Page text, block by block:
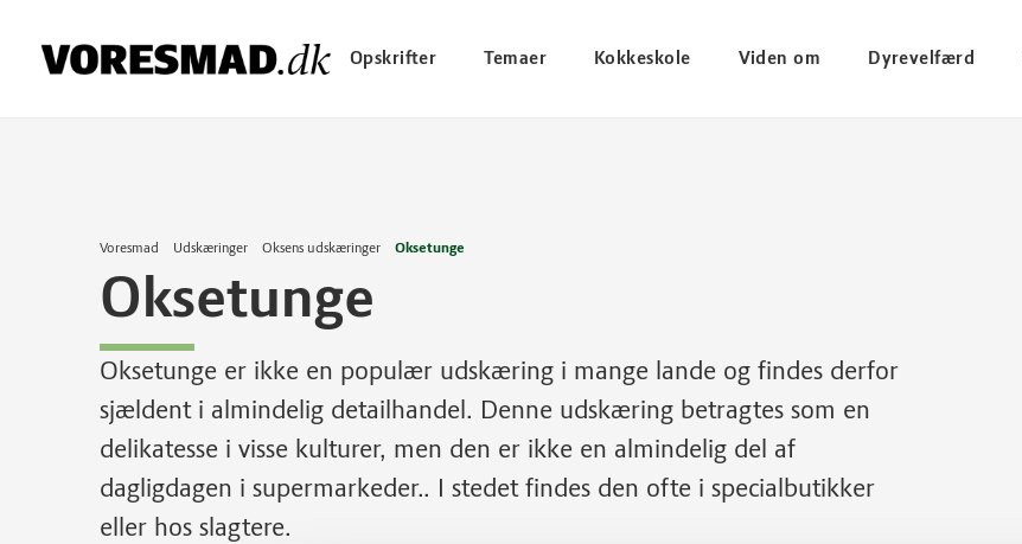
Opskrifter Temaer Kokkeskole Viden om Dyrevelfærd
Voresmad Udskæringer Oksens udskæringer Oksetunge
Oksetunge
Oksetunge er ikke en populær udskæring i mange lande og findes derfor
sjældent i almindelig detailhandel. Denne udskæring betragtes som en
delikatesse i visse kulturer, men den er ikke en almindelig del af
dagligdagen i supermarkeder.. I stedet findes den ofte i specialbutikker
eller hos slagtere.